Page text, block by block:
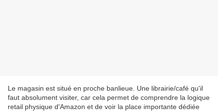
Le magasin est situé en proche banlieue. Une librairie/café qu'il
faut absolument visiter, car cela permet de comprendre la logique
retail physique d'Amazon et de voir la place importante dédiée